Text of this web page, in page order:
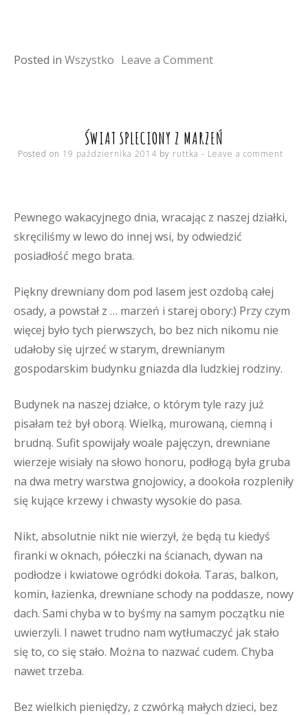
Posted in Wszystko Leave a Commenton
ŚWIAT SPLECIONY Z MARZEŃ
Posted on 19 października 2014 by ruttka Leave a comment
Pewnego wakacyjnego dnia, wracając z naszej działki,
skręciliśmy w lewo do innej wsi, by odwiedzić
posiadłość mego brata.
Piękny drewniany dom pod lasem jest ozdobą całej
osady, a powstał z … marzeń i starej obory:) Przy czym
więcej było tych pierwszych, bo bez nich nikomu nie
udałoby się ujrzeć w starym, drewnianym
gospodarskim budynku gniazda dla ludzkiej rodziny.
Budynek na naszej działce, o którym tyle razy już
pisałam też był oborą. Wielką, murowaną, ciemną i
brudną. Sufit spowijały woale pajęczyn, drewniane
wierzeje wisiały na słowo honoru, podłogą była gruba
na dwa metry warstwa gnojowicy, a dookoła rozpleniły
się kujące krzewy i chwasty wysokie do pasa.
Nikt, absolutnie nikt nie wierzył, że będą tu kiedyś
firanki w oknach, półeczki na ścianach, dywan na
podłodze i kwiatowe ogródki dokoła. Taras, balkon,
komin, łazienka, drewniane schody na poddasze, nowy
dach. Sami chyba w to byśmy na samym początku nie
uwierzyli. I nawet trudno nam wytłumaczyć jak stało
się to, co się stało. Można to nazwać cudem. Chyba
nawet trzeba.
Bez wielkich pieniędzy, z czwórką małych dzieci, bez